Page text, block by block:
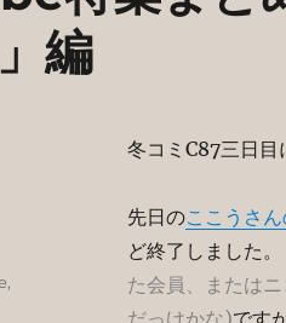
編
冬コミC87三日
先日のここうさ
ど終了しました
た会員、または
,